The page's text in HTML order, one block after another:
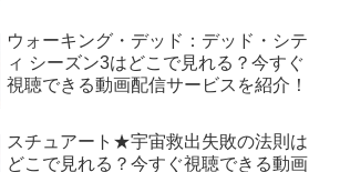
ウォーキング・デッド：デッド・シテ
ィ シーズン3はどこで見れる？今すぐ
視聴できる動画配信サービスを紹介！
スチュアート★宇宙救出失敗の法則は
どこで見れる？今すぐ視聴できる動画